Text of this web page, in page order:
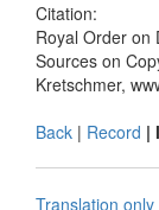
Citation:
Royal Order on
Sources on
Kretschmer,
Back | Record |
Translation only